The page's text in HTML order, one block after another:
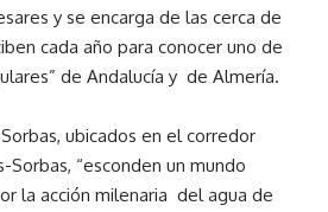
y se encarga de las cerca de
cada año para conocer uno de
de Andalucía y de Almería.
ubicados en el corredor
“esconden un mundo
la acción milenaria del agua de